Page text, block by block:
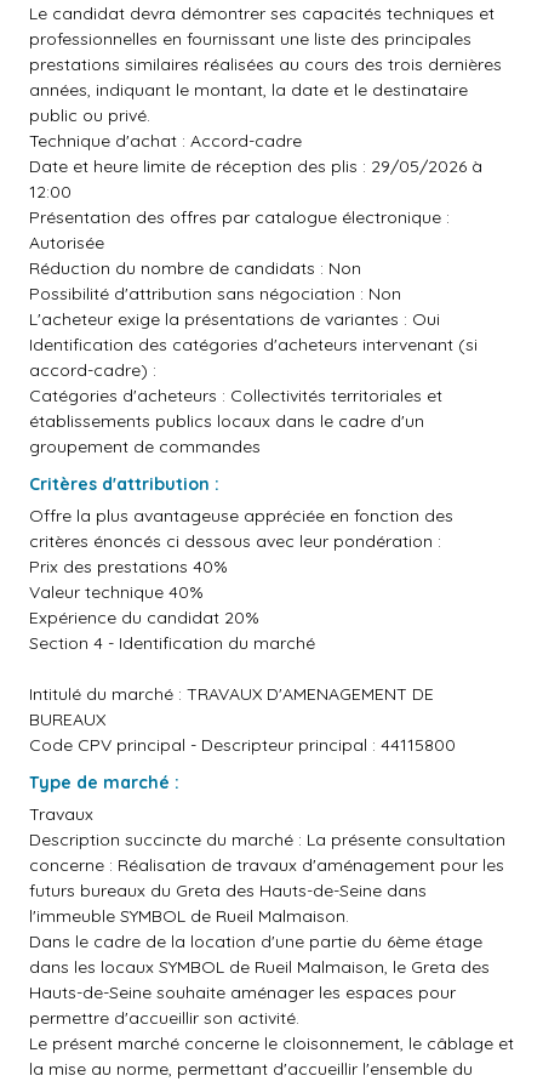
Le candidat devra démontrer ses capacités techniques et
professionnelles en fournissant une liste des principales
prestations similaires réalisées au cours des trois dernières
années, indiquant le montant, la date et le destinataire
public ou privé.
Technique d'achat : Accord-cadre
Date et heure limite de réception des plis : 29/05/2026 à
12:00
Présentation des offres par catalogue électronique :
Autorisée
Réduction du nombre de candidats : Non
Possibilité d'attribution sans négociation : Non
L'acheteur exige la présentations de variantes : Oui
Identification des catégories d'acheteurs intervenant (si
accord-cadre) :
Catégories d'acheteurs : Collectivités territoriales et
établissements publics locaux dans le cadre d'un
groupement de commandes
Critères d'attribution :
Offre la plus avantageuse appréciée en fonction des
critères énoncés ci dessous avec leur pondération :
Prix des prestations 40%
Valeur technique 40%
Expérience du candidat 20%
Section 4 - Identification du marché
Intitulé du marché : TRAVAUX D'AMENAGEMENT DE
BUREAUX
Code CPV principal - Descripteur principal : 44115800
Type de marché :
Travaux
Description succincte du marché : La présente consultation
concerne : Réalisation de travaux d'aménagement pour les
futurs bureaux du Greta des Hauts-de-Seine dans
l'immeuble SYMBOL de Rueil Malmaison.
Dans le cadre de la location d'une partie du 6ème étage
dans les locaux SYMBOL de Rueil Malmaison, le Greta des
Hauts-de-Seine souhaite aménager les espaces pour
permettre d'accueillir son activité.
Le présent marché concerne le cloisonnement, le câblage et
la mise au norme, permettant d'accueillir l'ensemble du